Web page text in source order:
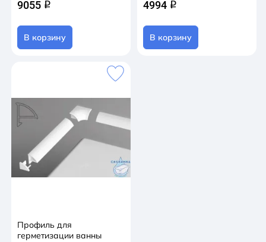
9055 q
В корзину
4994 q
В корзину
Профиль для
герметизации ванны